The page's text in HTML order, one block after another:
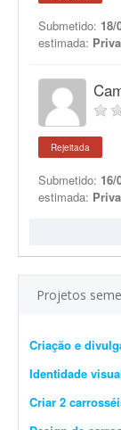
Submetido: 18/
estimada:
Rejeitada
Submetido: 16/
estimada:
Projetos
Criação e
Criar 2